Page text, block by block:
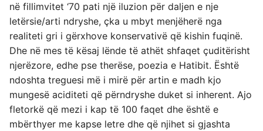
në fillimvitet ‘70 pati një iluzion për daljen e nje
letërsie/arti ndryshe, çka u mbyt menjëherë nga
realiteti gri i gërxhove konservativë që kishin fuqinë.
Dhe në mes të kësaj lënde të athët shfaqet çuditërisht
njerëzore, edhe pse therëse, poezia e Hatibit. Është
ndoshta treguesi më i mirë për artin e madh kjo
mungesë aciditeti që përndryshe duket si inherent. Ajo
fletorkë që mezi i kap të 100 faqet dhe është e
mbërthyer me kapse letre dhe që njihet si gjashta